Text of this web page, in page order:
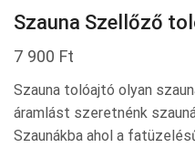
Szauna Szellőző
7 900 Ft
Szauna tolóajtó olyan
áramlást szeretnénk
Szaunákba ahol a